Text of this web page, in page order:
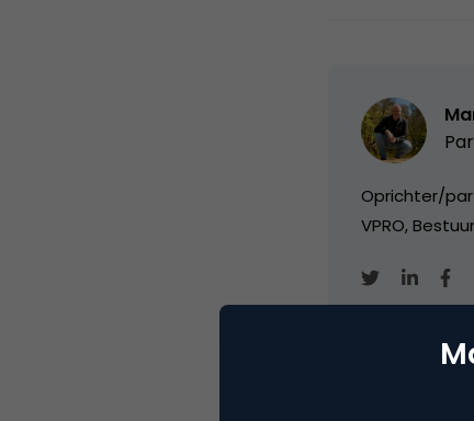
Oprichter/
VPRO,